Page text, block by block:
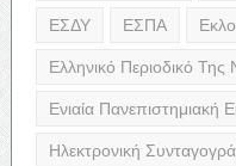
ΕΣΔΥ ΕΣΠΑ
Ελληνικό Περιοδικό
Ενιαία Πανεπιστημιακή
Ηλεκτρονική